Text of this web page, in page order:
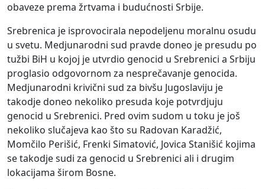
obaveze prema žrtvama i budućnosti Srbije.
Srebrenica je isprovocirala nepodeljenu moralnu osudu
u svetu. Medjunarodni sud pravde doneo je presudu po
tužbi BiH u kojoj je utvrdio genocid u Srebrenici a Srbiju
proglasio odgovornom za nesprečavanje genocida.
Medjunarodni krivični sud za bivšu Jugoslaviju je
takodje doneo nekoliko presuda koje potvrdjuju
genocid u Srebrenici. Pred ovim sudom u toku je još
nekoliko slučajeva kao što su Radovan Karadžić,
Momčilo Perišić, Frenki Simatović, Jovica Stanišić kojima
se takodje sudi za genocid u Srebrenici ali i drugim
lokacijama širom Bosne.